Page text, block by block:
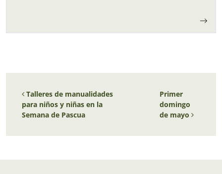
Navegación de entradas
Talleres de manualidades
para niños y niñas en la
Semana de Pascua
Primer
domingo
de mayo